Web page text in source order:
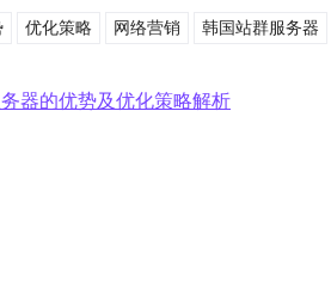
优化策略 网络营销 韩国站群服务器
器的优势及优化策略解析